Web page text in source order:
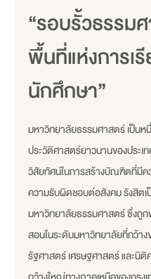
“รอบรั้วธรรม
พื้นที่แห่งการเ
นักศึกษา”
มหาวิทยาลัยธรรมศาสตร์ เป็นห
ประวัติศาสตร์ยาวนานของประ
วิสัยทัศน์ในการสร้างบัณฑิตที่มี
ความรับผิดชอบต่อสังคม รังสิตเ
มหาวิทยาลัยธรรมศาสตร์ ซึ่งถู
สอนในระดับมหาวิทยาลัยที่กว้า
รัฐศาสตร์ เศรษฐศาสตร์ และนิ